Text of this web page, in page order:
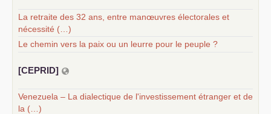
La retraite des 32 ans, entre manœuvres électorales et
nécessité (…)
Le chemin vers la paix ou un leurre pour le peuple ?
[CEPRID]
Venezuela – La dialectique de l'investissement étranger et de
la (…)